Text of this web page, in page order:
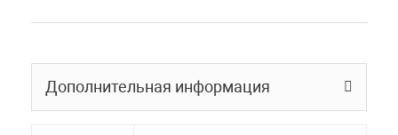
Дополнительная информация